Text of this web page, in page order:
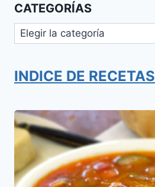
CATEGORÍAS
Categorías
INDICE DE RECETAS
Sopa
de
Minestrone